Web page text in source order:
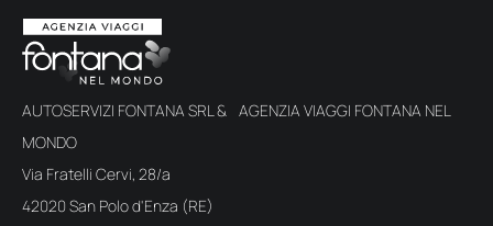
AUTOSERVIZI FONTANA SRL & AGENZIA VIAGGI FONTANA NEL
MONDO
Via Fratelli Cervi, 28/a
42020 San Polo d'Enza (RE)